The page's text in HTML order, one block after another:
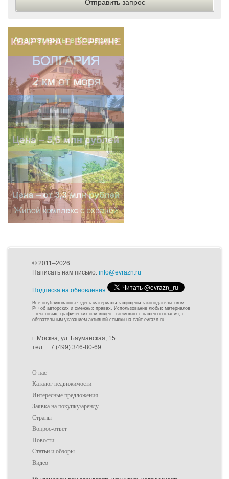
© 2011–2026
Написать нам письмо: info@evrazn.ru
Подписка на обновления
Все опубликованные здесь материалы защищены законодательством
РФ об авторских и смежных правах. Использование любых материалов
- текстовых, графических или видео - возможно с нашего согласия, с
обязательным указанием активной ссылки на сайт evrazn.ru.
г. Москва, ул. Бауманская, 15
тел.: +7 (499) 346-80-69
О нас
Каталог недвижимости
Интересные предложения
Заявка на покупку/аренду
Страны
Вопрос-ответ
Новости
Статьи и обзоры
Видео